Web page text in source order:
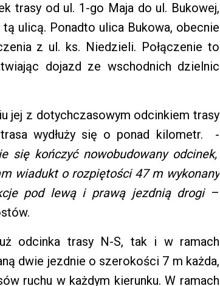
trasy od ul. 1-go Maja do ul. Bukowej,
ulicą. Ponadto ulica Bukowa, obecnie
z ul. ks. Niedzieli. Połączenie to
dojazd ze wschodnich dzielnic
jej z dotychczasowym odcinkiem trasy
wydłuży się o ponad kilometr. -
się kończyć nowobudowany odcinek,
wiadukt o rozpiętości 47 m wykonany
pod lewą i prawą jezdnią drogi –
odcinka trasy N-S, tak i w ramach
dwie jezdnie o szerokości 7 m każda,
ruchu w każdym kierunku. W ramach